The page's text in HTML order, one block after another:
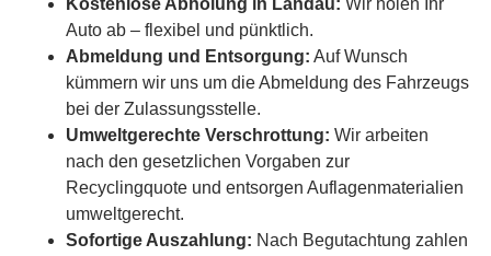
Kostenlose Abholung in Landau: Wir holen Ihr
Auto ab – flexibel und pünktlich.
Abmeldung und Entsorgung: Auf Wunsch
kümmern wir uns um die Abmeldung des Fahrzeugs
bei der Zulassungsstelle.
Umweltgerechte Verschrottung: Wir arbeiten
nach den gesetzlichen Vorgaben zur
Recyclingquote und entsorgen Auflagenmaterialien
umweltgerecht.
Sofortige Auszahlung: Nach Begutachtung zahlen